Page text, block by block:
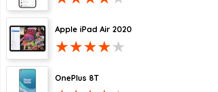
Apple iPad Air 2020
OnePlus 8T